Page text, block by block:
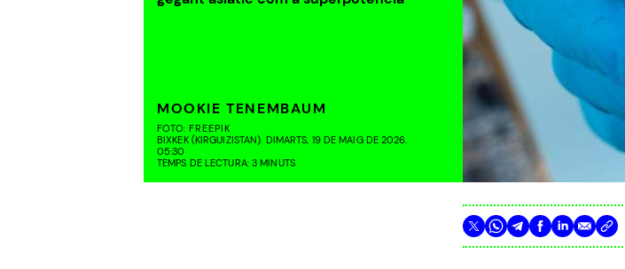
MOOKIE TENEMBAUM
FOTO: FREEPIK
BIXKEK (KIRGUIZISTAN). DIMARTS, 19 DE MAIG DE 2026.
05:30
TEMPS DE LECTURA: 3 MINUTS